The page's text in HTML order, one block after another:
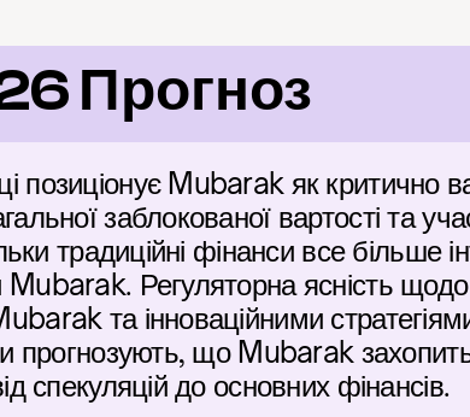
Прогноз
Mubarak як критично
заблокованої вартості та
традиційні фінанси все більше
Регуляторна ясність
та інноваційними
прогнозують, що Mubarak
спекуляцій до основних фінансів.